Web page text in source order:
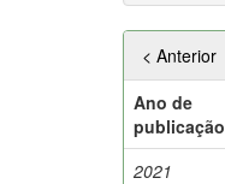
< Anterior
Ano de
publicação
2021